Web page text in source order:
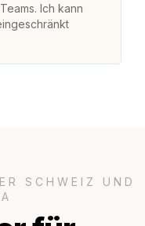
Ich kann
SCHWEIZ UND